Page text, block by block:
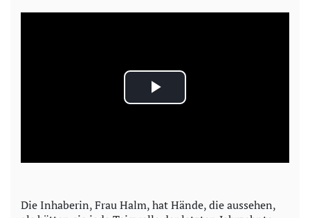
P
a
y
Die Inhaberin, Frau Halm, hat Hände, die aussehen,